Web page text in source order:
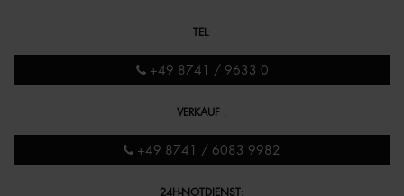
TEL :
+49 8741 / 9633 0
VERKAUF :
+49 8741 / 6083 9982
24H-NOTDIENST: